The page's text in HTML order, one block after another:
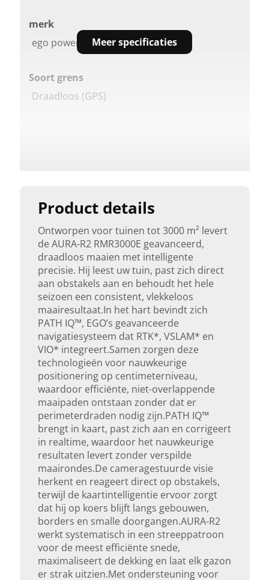
Product details
Ontworpen voor tuinen tot 3000 m² levert
de AURA-R2 RMR3000E geavanceerd,
draadloos maaien met intelligente
precisie. Hij leest uw tuin, past zich direct
aan obstakels aan en behoudt het hele
seizoen een consistent, vlekkeloos
maairesultaat.In het hart bevindt zich
PATH IQ™, EGO’s geavanceerde
navigatiesysteem dat RTK*, VSLAM* en
VIO* integreert.Samen zorgen deze
technologieën voor nauwkeurige
positionering op centimeterniveau,
waardoor efficiënte, niet-overlappende
maaipaden ontstaan zonder dat er
perimeterdraden nodig zijn.PATH IQ™
brengt in kaart, past zich aan en corrigeert
in realtime, waardoor het nauwkeurige
resultaten levert zonder verspilde
maairondes.De cameragestuurde visie
herkent en reageert direct op obstakels,
terwijl de kaartintelligentie ervoor zorgt
dat hij op koers blijft langs gebouwen,
borders en smalle doorgangen.AURA-R2
werkt systematisch in een streeppatroon
voor de meest efficiënte snede,
maximaliseert de dekking en laat elk gazon
er strak uitzien.Met ondersteuning voor
merk
ego power plus
Soort grens
Draadloos (GPS)
50
Maaihoogte bediening
Elektrisch
App-bediening
Ja
Oppervlaktecapaciteit (m²)
3000
Bluetooth
Ja
4G
Ja
4G (optioneel)
Nee
Wifi
Ja
Meer specificaties